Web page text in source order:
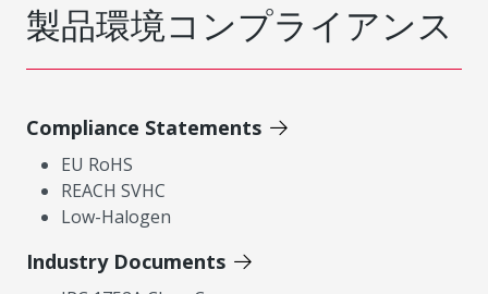
製品環境コンプライアンス
Compliance Statements
EU RoHS
REACH SVHC
Low-Halogen
Industry Documents